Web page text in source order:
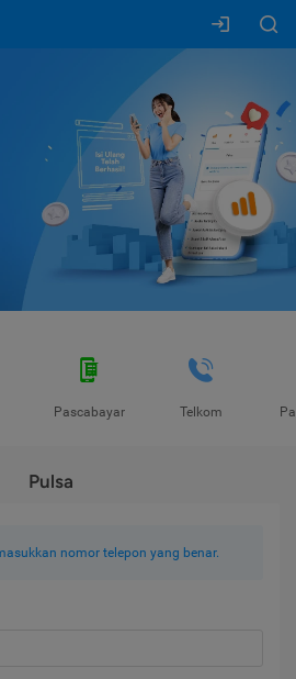
Pascabayar Telkom
Pulsa
nomor telepon yang benar.